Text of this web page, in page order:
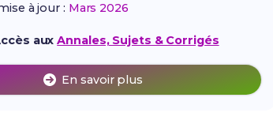
à jour : Mars 2026
auxAnnales, Sujets & Corrigés
En savoir plus